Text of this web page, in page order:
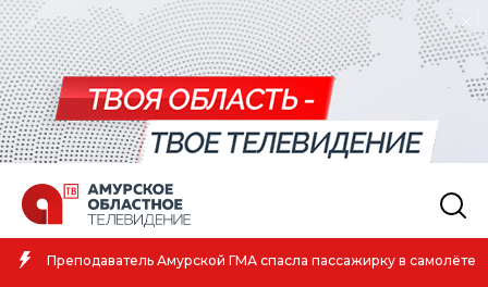
Преподаватель Амурской ГМА спасла пассажирку в самолёте